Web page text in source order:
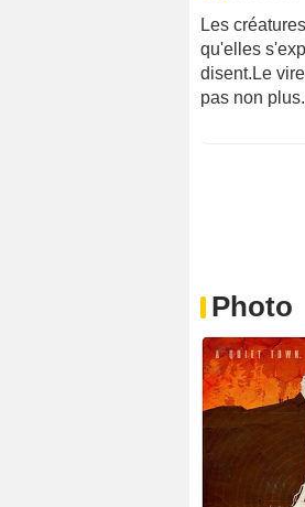
Les
qu'elles
disent.Le
pas non
Photo